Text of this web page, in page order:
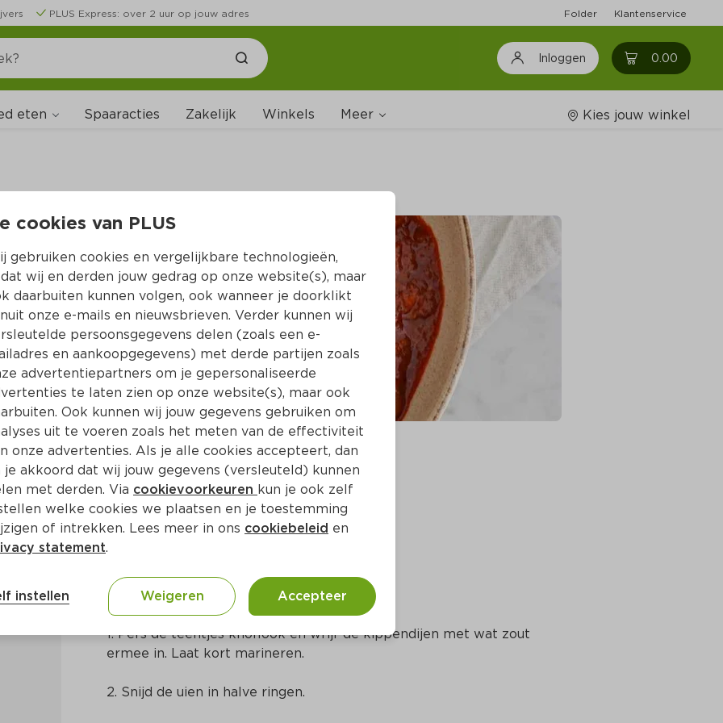
PLUS Express: over 2 uur op jouw adres Folder Klantenservice
Inloggen 0.00 0
eten Spaaracties Zakelijk Winkels Meer
Wijnshop
Boodschappenlijstjes
Kies jouw winkel
in harissasaus
30 Min Marokkaans
Bereidingswijze
1. Pers de teentjes knoflook en wrijf de kippendijen met wat zout
ermee in. Laat kort marineren.
2. Snijd de uien in halve ringen.
cookies van PLUS
gebruiken cookies en vergelijkbare technologieën,
wij en derden jouw gedrag op onze website(s), maar
daarbuiten kunnen volgen, ook wanneer je doorklikt
onze e-mails en nieuwsbrieven. Verder kunnen wij
persoonsgegevens delen (zoals een e-
en aankoopgegevens) met derde partijen zoals
advertentiepartners om je gepersonaliseerde
te laten zien op onze website(s), maar ook
Ook kunnen wij jouw gegevens gebruiken om
uit te voeren zoals het meten van de effectiviteit
onze advertenties. Als je alle cookies accepteert, dan
je akkoord dat wij jouw gegevens (versleuteld) kunnen
met derden. Via cookievoorkeuren kun je ook zelf
welke cookies we plaatsen en je toestemming
of intrekken. Lees meer in ons cookiebeleid en
statement.
instellen Weigeren Accepteer